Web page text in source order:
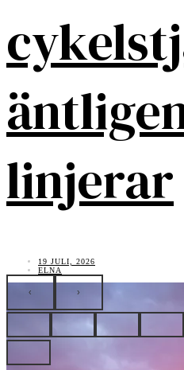
linjerar
19 JULI, 2026
ELNA
‹ ›